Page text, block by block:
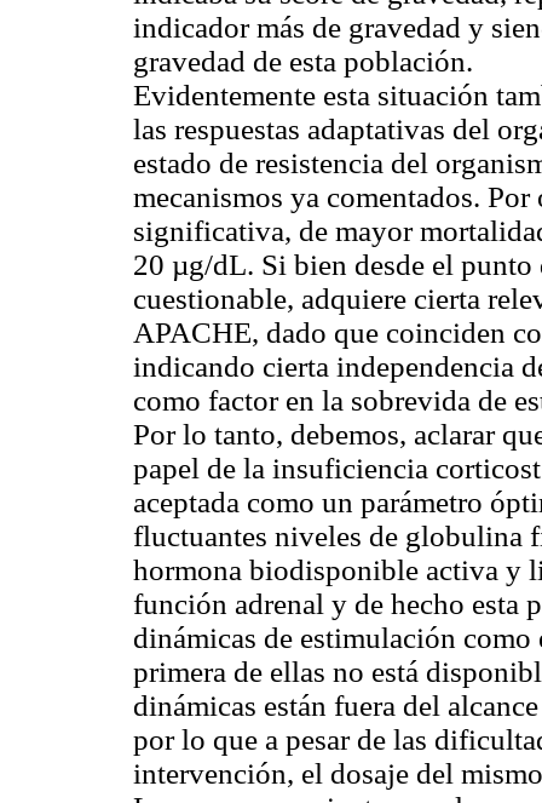
indicador más de gravedad y
gravedad de esta población.
Evidentemente esta situación
las respuestas adaptativas del
estado de resistencia del
mecanismos ya comentados.
significativa, de mayor
20 µg/dL. Si bien desde el punto
cuestionable, adquiere cierta
APACHE, dado que coinciden
indicando cierta independencia
como factor en la sobrevida de
Por lo tanto, debemos, aclarar
papel de la insuficiencia
aceptada como un parámetro
fluctuantes niveles de globulina
hormona biodisponible activa y
función adrenal y de hecho esta
dinámicas de estimulación
primera de ellas no está
dinámicas están fuera del
por lo que a pesar de las
intervención, el dosaje del